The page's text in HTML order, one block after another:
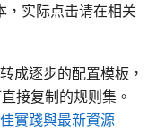
，实际点击请在相关
成逐步的配置模板，
接复制的规则集。
實踐與最新資源